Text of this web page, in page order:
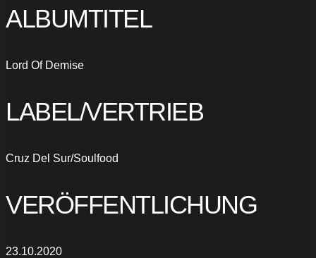
ALBUMTITEL
Lord Of Demise
LABEL/VERTRIEB
Cruz Del Sur/Soulfood
VERÖFFENTLICHUNG
23.10.2020